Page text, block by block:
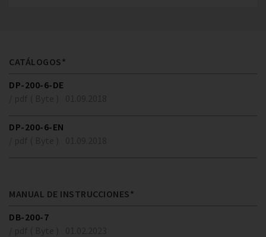
CATÁLOGOS*
DP-200-6-DE
DP-200-6-EN
MANUAL DE INSTRUCCIONES*
DB-200-7